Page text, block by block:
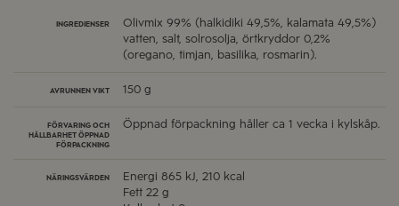
INGREDIENSER
Olivmix 99% (halkidiki 49,5%, kalamata 49,5%)
vatten, salt, solrosolja, örtkryddor 0,2%
(oregano, timjan, basilika, rosmarin).
AVRUNNEN VIKT 150 g
FÖRVARING OCH
HÅLLBARHET ÖPPNAD
FÖRPACKNING
Öppnad förpackning håller ca 1 vecka i kylskåp.
NÄRINGSVÄRDEN Energi 865 kJ, 210 kcal
Fett 22 g